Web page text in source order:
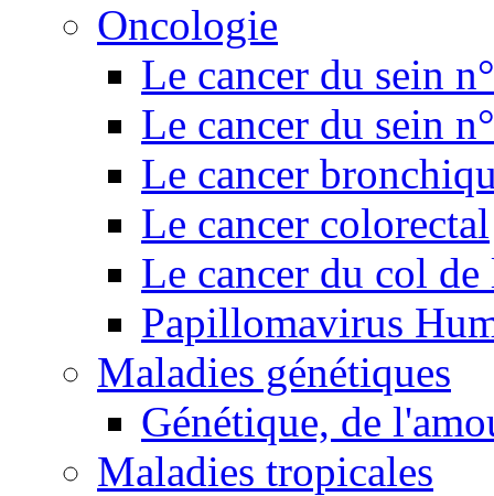
Oncologie
Le cancer du sein
Le cancer du sein
Le cancer
Le cancer colorectal
Le cancer du col de
Papillomavirus
Maladies génétiques
Génétique, de
Maladies tropicales